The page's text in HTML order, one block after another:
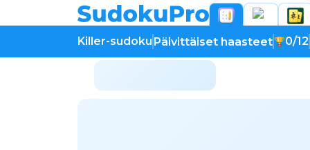
Killer-sudoku Päivittäiset haasteet 0/12